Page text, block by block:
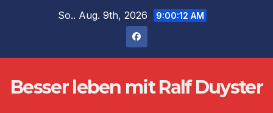
So.. Aug. 9th, 2026 9:00:12 AM
Besser leben mit Ralf Duyster